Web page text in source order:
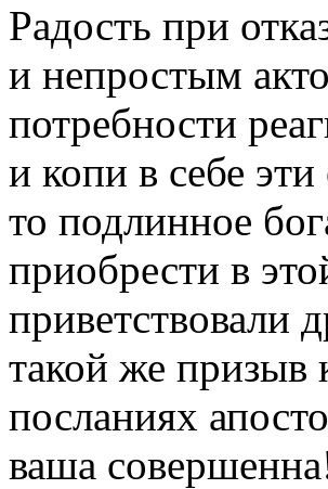
Радость при
и непростым
потребности
и копи в себе
то подлинное
приобрести в
приветствовали
такой же призыв
посланиях
ваша